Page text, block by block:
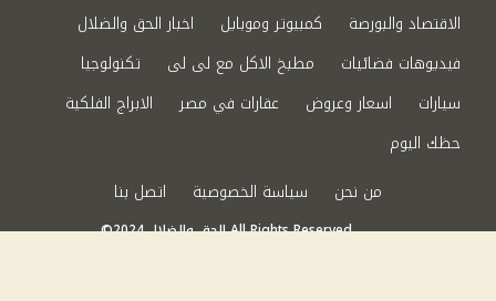
الاقتصاد والبورصة
كمبيوتر وموبايل
اخبار الحق والضلال
فيديوهات فضائيات
مطبخ الاكل مع لى لى
تكنولوجيا
سيارات
اسعار وعروض عقارات في مصر
الابراج الفلكية
حظك اليوم
من نحن
سياسة الخصوصية اتصل بنا
©2024 الحق والضلال All Rights Reserved.